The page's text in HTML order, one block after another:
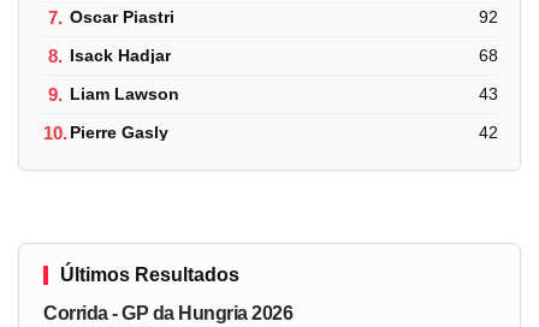
7. Oscar Piastri 92
8. Isack Hadjar 68
9. Liam Lawson 43
10.Pierre Gasly 42
Últimos Resultados
Corrida - GP da Hungria 2026